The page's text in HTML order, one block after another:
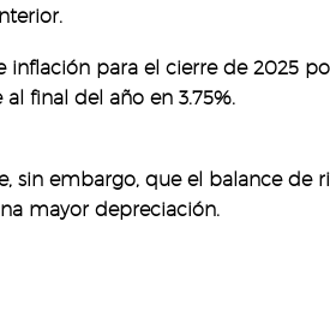
para el cierre de 2025
final del año en 3.75%.
sin embargo, que el balance de
mayor depreciación.